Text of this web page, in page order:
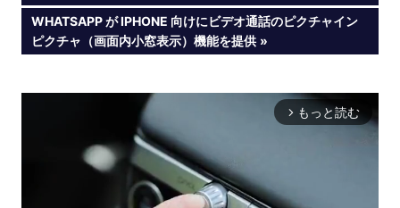
稿
ナ
ビ
NEXT
POST:
WHATSAPP が IPHONE 向けにビデオ通話のピクチャイン
ピクチャ（画面内小窓表示）機能を提供
arrow_forward_ios もっと読む